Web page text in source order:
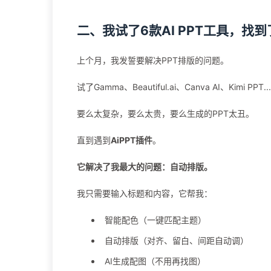
二、我试了6款AI PPT工具，找到
上个月，我发誓要解决PPT排版的问题。
试了Gamma、Beautiful.ai、Canva AI、Kimi PPT...
要么太复杂，要么太贵，要么生成的PPT太丑。
直到遇到AiPPT插件。
它解决了我最大的问题：自动排版。
我只需要输入标题和内容，它帮我：
智能配色（一键匹配主题）
自动排版（对齐、留白、间距自动调）
AI生成配图（不用再找图）